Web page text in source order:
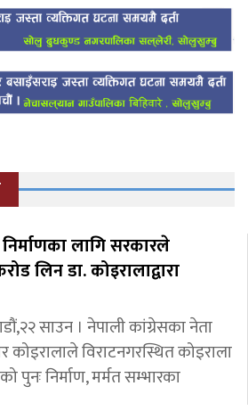
लागि सरकारले
लिन डा. कोइरालाद्वारा
साउन । नेपाली कांग्रेसका नेता
कोइरालाले विराटनगरस्थित कोइराला
पुनः निर्माण, मर्मत सम्भारका